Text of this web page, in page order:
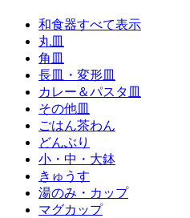
和食器すべて表示
丸皿
角皿
長皿・変形皿
カレー＆パスタ皿
その他皿
ごはん茶わん
どんぶり
小・中・大鉢
きゅうす
湯のみ・カップ
マグカップ